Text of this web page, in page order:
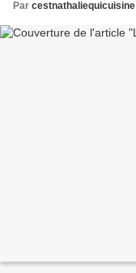
Par cestnathaliequicuisine